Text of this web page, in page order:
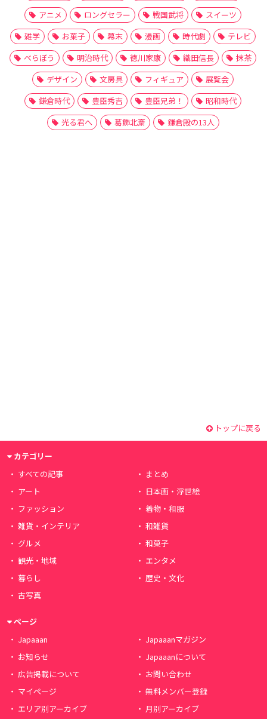
アニメ
ロングセラー 戦国武将
スイーツ
雑学
お菓子 幕末 漫画 時代劇
テレビ
べらぼう
明治時代 徳川家康 織田信長
抹茶
デザイン
文房具 フィギュア
展覧会
鎌倉時代
豊臣秀吉 豊臣兄弟！
昭和時代
光る君へ
葛飾北斎 鎌倉殿の13人
トップに戻る
カテゴリー
すべての記事
まとめ
アート
日本画・浮世絵
ファッション
着物・和服
雑貨・インテリア
和雑貨
グルメ
和菓子
観光・地域
エンタメ
暮らし
歴史・文化
古写真
ページ
Japaaan
Japaaanマガジン
お知らせ
Japaaanについて
広告掲載について
お問い合わせ
マイページ
無料メンバー登録
エリア別アーカイブ
月別アーカイブ